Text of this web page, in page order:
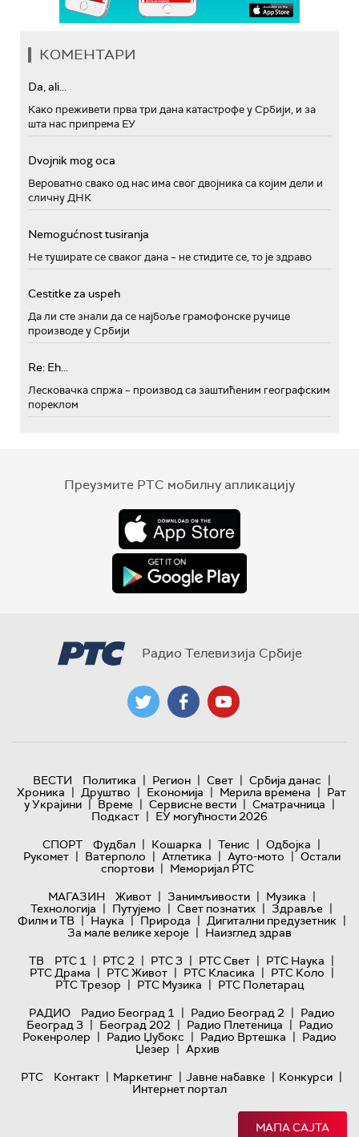
КОМЕНТАРИ
Da, ali...
Како преживети прва три дана катастрофе у Србији, и за
шта нас припрема ЕУ
Dvojnik mog oca
Вероватно свако од нас има свог двојника са којим дели и
сличну ДНК
Nemogućnost tusiranja
Не туширате се сваког дана – не стидите се, то је здраво
Cestitke za uspeh
Да ли сте знали да се најбоље грамофонске ручице
производе у Србији
Re: Eh...
Лесковачка спржа – производ са заштићеним географским
пореклом
Преузмите РТС мобилну апликацију
Радио Телевизија Србије
ВЕСТИ Политика | Регион | Свет | Србија данас |
Хроника | Друштво | Економија | Мерила времена | Рат
у Украјини | Време | Сервисне вести | Сматрачница |
Подкаст | ЕУ могућности 2026
СПОРТ
Фудбал | Кошарка | Тенис | Одбојка |
Рукомет | Ватерполо | Атлетика | Ауто-мото | Остали
спортови | Меморијал РТС
МАГАЗИН
Живот | Занимљивости | Музика |
Технологијa | Путујемо | Свет познатих | Здравље |
Филм и ТВ | Наука | Природа | Дигитални предузетник |
За мале велике хероје | Наизглед здрав
ТВ
РТС 1 | РТС 2 | РТС 3 | РТС Свет | РТС Наука |
РТС Драма | РТС Живот | РТС Класика | РТС Коло |
РТС Трезор | РТС Музика | РТС Полетарац
РАДИО
Радио Београд 1 | Радио Београд 2 | Радио
Београд 3 | Београд 202 | Радио Плетеница | Радио
Рокенролер | Радио Џубокс | Радио Вртешка | Радио
Џезер | Архив
РТС
Контакт | Маркетинг | Јавне набавке | Конкурси |
Интернет портал
МАПА САЈТА